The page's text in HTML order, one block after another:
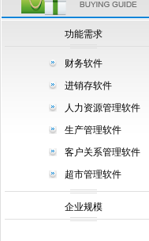
功能需求
财务软件
进销存软件
人力资源管理软件
生产管理软件
客户关系管理软件
超市管理软件
企业规模